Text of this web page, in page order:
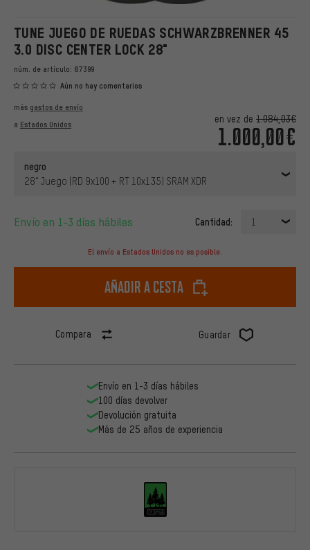
TUNE JUEGO DE RUEDAS SCHWARZBRENNER 45
3.0 DISC CENTER LOCK 28"
núm. de artículo: 87399
Aún no hay comentarios
en vez de 1.084,03€
1.000,00€
más gastos de envío
a Estados Unidos
negro
28" Juego (RD 9x100 + RT 10x135) SRAM XDR
Envío en 1-3 días hábiles Cantidad: 1
El envío a Estados Unidos no es posible.
Añadir a cesta
Compara Guardar
Envío en 1-3 días hábiles
100 días devolver
Devolución gratuita
Más de 25 años de experiencia